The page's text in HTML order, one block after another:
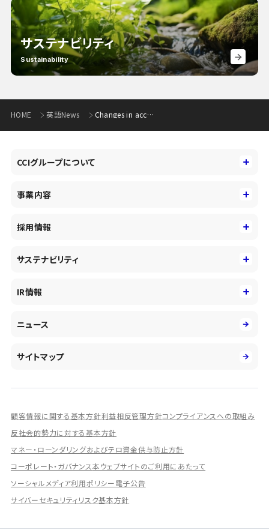
サステナビリティ
Sustainability
HOME 英語News Changes in accounting standards for allowance for doubtful accounts (277KB)
CCIグループについて
コーポレートアイデンティティ
会社概要・沿革
事業内容
コンサルティング&アドバイザリー
投資事業の拡大
DXとシステムモダナイゼーション
人的資本経営の取組み
採用情報
キャリア採用
障がい者採用
サステナビリティ
社会
IR情報
有価証券報告書／四半期報告書
統合報告書
ディスクロージャー誌
IRプレゼンテーション資料
シェアードリサーチ社による調査レポート
IRに関するよくあるご質問
IRに関するお問い合わせ
ディスクロージャーポリシー
資本政策
ニュース
サイトマップ
顧客情報に関する基本方針利益相反管理方針コンプライアンスへの取組み
反社会的勢力に対する基本方針
マネー・ローンダリングおよびテロ資金供与防止方針
コーポレート・ガバナンス本ウェブサイトのご利用にあたって
ソーシャルメディア利用ポリシー電子公告
サイバーセキュリティリスク基本方針